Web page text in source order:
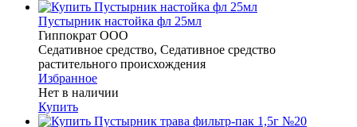
Пустырник настойка фл 25мл
Гиппократ ООО
Седативное средство, Седативное средство
растительного происхождения
Избранное
Нет в наличии
Купить